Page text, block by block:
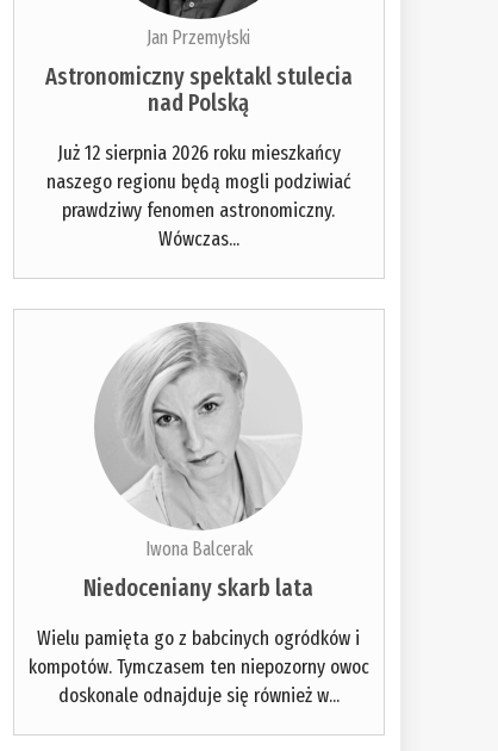
Jan Przemyłski
Astronomiczny spektakl stulecia
nad Polską
Już 12 sierpnia 2026 roku mieszkańcy
naszego regionu będą mogli podziwiać
prawdziwy fenomen astronomiczny.
Wówczas...
Iwona Balcerak
Niedoceniany skarb lata
Wielu pamięta go z babcinych ogródków i
kompotów. Tymczasem ten niepozorny owoc
doskonale odnajduje się również w...